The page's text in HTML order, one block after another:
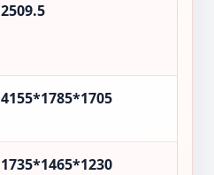
2509.5
4155*1785*1705
1735*1465*1230